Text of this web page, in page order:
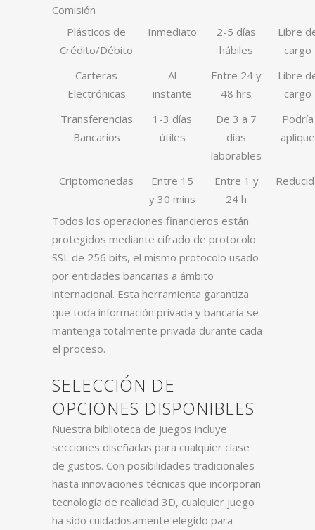
Comisión
Plásticos de
Crédito/Débito
Inmediato
2-5 días
hábiles
Libre
cargo
Carteras
Electrónicas
Al
instante
Entre 24 y
48 hrs
Libre
cargo
Transferencias
Bancarios
1-3 días
útiles
De 3 a 7
días
laborables
Podría
aplique
Criptomonedas
Entre 15
y 30 mins
Entre 1 y
24 h
Todos los operaciones financieros están
protegidos mediante cifrado de protocolo
SSL de 256 bits, el mismo protocolo usado
por entidades bancarias a ámbito
internacional. Esta herramienta garantiza
que toda información privada y bancaria se
mantenga totalmente privada durante cada
el proceso.
SELECCIÓN DE
OPCIONES DISPONIBLES
Nuestra biblioteca de juegos incluye
secciones diseñadas para cualquier clase
de gustos. Con posibilidades tradicionales
hasta innovaciones técnicas que incorporan
tecnología de realidad 3D, cualquier juego
ha sido cuidadosamente elegido para